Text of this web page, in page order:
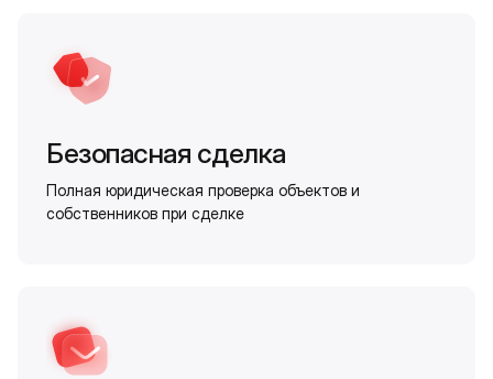
Безопасная сделка
Полная юридическая проверка объектов и
собственников при сделке